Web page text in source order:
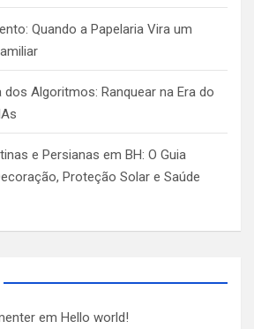
Quando a Papelaria Vira um
dos Algoritmos: Ranquear na Era do
e Persianas em BH: O Guia
Proteção Solar e Saúde
em Hello world!